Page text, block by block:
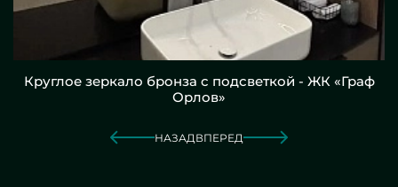
Круглое зеркало бронза с подсветкой - ЖК «Граф
Орлов»
НАЗАД ВПЕРЕД